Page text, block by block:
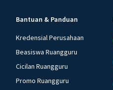
Bantuan & Panduan
Kredensial Perusahaan
Beasiswa Ruangguru
Cicilan Ruangguru
Promo Ruangguru